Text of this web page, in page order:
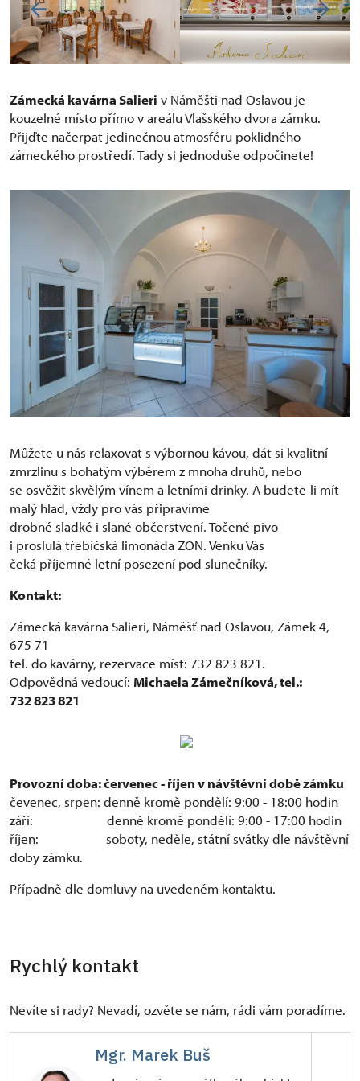
Zámecká kavárna Salieri v Náměšti nad Oslavou je
kouzelné místo přímo v areálu Vlašského dvora zámku.
Přijďte načerpat jedinečnou atmosféru poklidného
zámeckého prostředí. Tady si jednoduše odpočinete!
Můžete u nás relaxovat s výbornou kávou, dát si kvalitní
zmrzlinu s bohatým výběrem z mnoha druhů, nebo
se osvěžit skvělým vínem a letními drinky. A budete-li mít
malý hlad, vždy pro vás připravíme
drobné sladké i slané občerstvení. Točené pivo
i proslulá třebíčská limonáda ZON. Venku Vás
čeká příjemné letní posezení pod slunečníky.
Kontakt:
Zámecká kavárna Salieri, Náměšť nad Oslavou, Zámek 4,
675 71
tel. do kavárny, rezervace míst: 732 823 821.
Odpovědná vedoucí: Michaela Zámečníková, tel.:
732 823 821
Provozní doba: červenec - říjen v návštěvní době zámku
čevenec, srpen: denně kromě pondělí: 9:00 - 18:00 hodin
září: denně kromě pondělí: 9:00 - 17:00 hodin
říjen: soboty, neděle, státní svátky dle návštěvní
doby zámku.
Případně dle domluvy na uvedeném kontaktu.
Rychlý kontakt
Nevíte si rady? Nevadí, ozvěte se nám, rádi vám poradíme.
Mgr. Marek Buš